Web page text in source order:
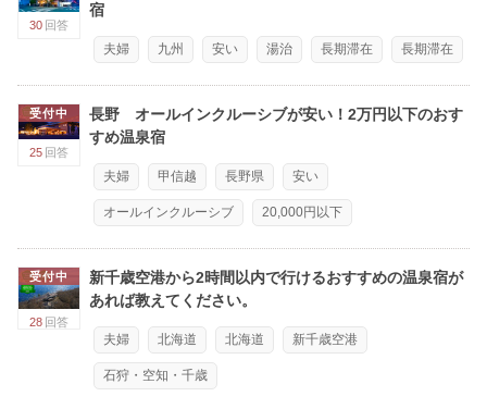
30 回答
宿
夫婦 九州 安い 湯治 長期滞在 長期滞在
受付中
25 回答
長野 オールインクルーシブが安い！2万円以下のおす
すめ温泉宿
夫婦 甲信越 長野県 安い
オールインクルーシブ 20,000円以下
受付中
28 回答
新千歳空港から2時間以内で行けるおすすめの温泉宿が
あれば教えてください。
夫婦 北海道 北海道 新千歳空港
石狩・空知・千歳